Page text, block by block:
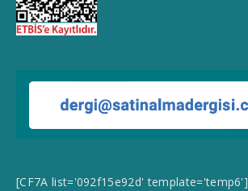
[CF7A list='092f15e92d' template='temp6']